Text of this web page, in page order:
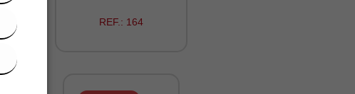
REF.: 164